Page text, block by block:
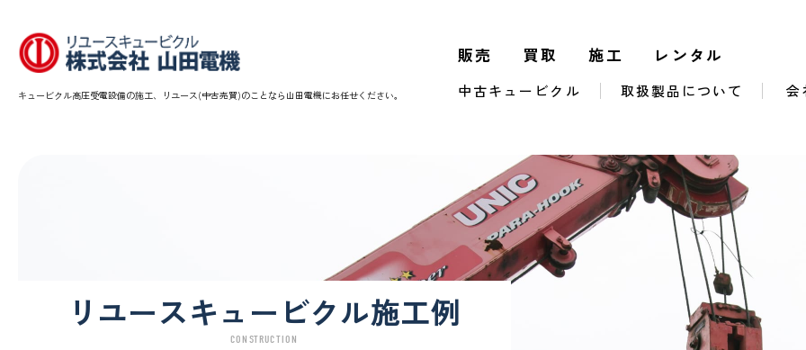
販売 買取 施工 レンタル
中古キュービクル 取扱製品について 会
キュービクル高圧受電設備の施工、リユース(中古売買)のことなら山田電機にお任せください。
リユースキュービクル施工例
CONSTRUCTION